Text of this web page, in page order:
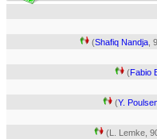
(Shafiq Nandja ,
(Fabio
(Y.
(L. Lemke,